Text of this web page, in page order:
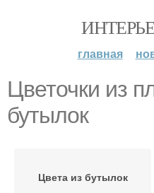
главная
Цветочки из
бутылок
Цвета из бутылок